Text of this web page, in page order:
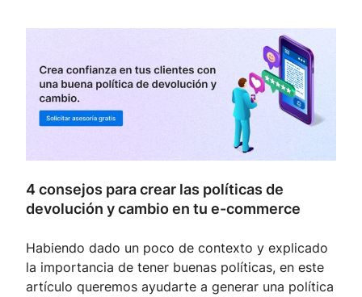
4 consejos para crear las políticas de
devolución y cambio en tu e-commerce
Habiendo dado un poco de contexto y explicado
la importancia de tener buenas políticas, en este
artículo queremos ayudarte a generar una política